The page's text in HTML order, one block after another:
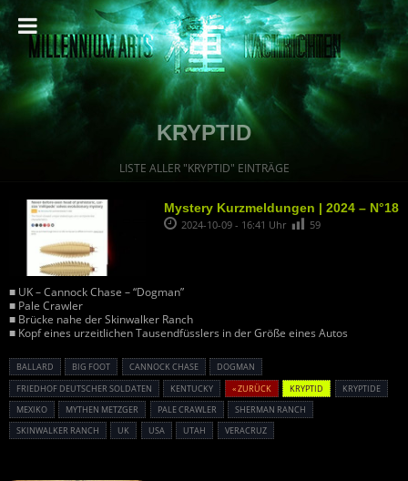
KRYPTID
LISTE ALLER "KRYPTID" EINTRÄGE
Mystery Kurzmeldungen | 2024 – N°18
2024-10-09 - 16:41 Uhr 59
■ UK – Cannock Chase – “Dogman”
■ Pale Crawler
■ Brücke nahe der Skinwalker Ranch
■ Kopf eines urzeitlichen Tausendfüsslers in der Größe eines Autos
BALLARD BIG FOOT CANNOCK CHASE
DOGMAN
FRIEDHOF DEUTSCHER SOLDATEN
KENTUCKY « ZURÜCK KRYPTID
KRYPTIDE
MEXIKO
MYTHEN METZGER PALE CRAWLER
SHERMAN RANCH
SKINWALKER RANCH
UK USA UTAH VERACRUZ